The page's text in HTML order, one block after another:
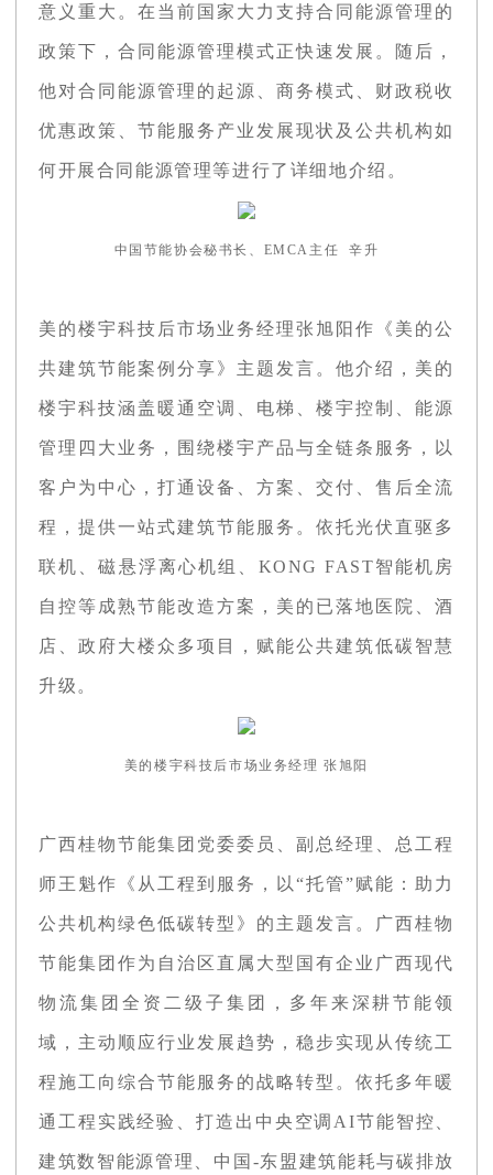
意义重大。在当前国家大力支持合同能源管理的
政策下，合同能源管理模式正快速发展。随后，
他对合同能源管理的起源、商务模式、财政税收
优惠政策、节能服务产业发展现状及公共机构如
何开展合同能源管理等进行了详细地介绍。
中国节能协会秘书长、EMCA主任 辛升
美的楼宇科技后市场业务经理张旭阳作《美的公
共建筑节能案例分享》主题发言。他介绍，美的
楼宇科技涵盖暖通空调、电梯、楼宇控制、能源
管理四大业务，围绕楼宇产品与全链条服务，以
客户为中心，打通设备、方案、交付、售后全流
程，提供一站式建筑节能服务。依托光伏直驱多
联机、磁悬浮离心机组、KONG FAST智能机房
自控等成熟节能改造方案，美的已落地医院、酒
店、政府大楼众多项目，赋能公共建筑低碳智慧
升级。
美的楼宇科技后市场业务经理 张旭阳
广西桂物节能集团党委委员、副总经理、总工程
师王魁作《从工程到服务，以“托管”赋能：助力
公共机构绿色低碳转型》的主题发言。广西桂物
节能集团作为自治区直属大型国有企业广西现代
物流集团全资二级子集团，多年来深耕节能领
域，主动顺应行业发展趋势，稳步实现从传统工
程施工向综合节能服务的战略转型。依托多年暖
通工程实践经验、打造出中央空调AI节能智控、
建筑数智能源管理、中国-东盟建筑能耗与碳排放